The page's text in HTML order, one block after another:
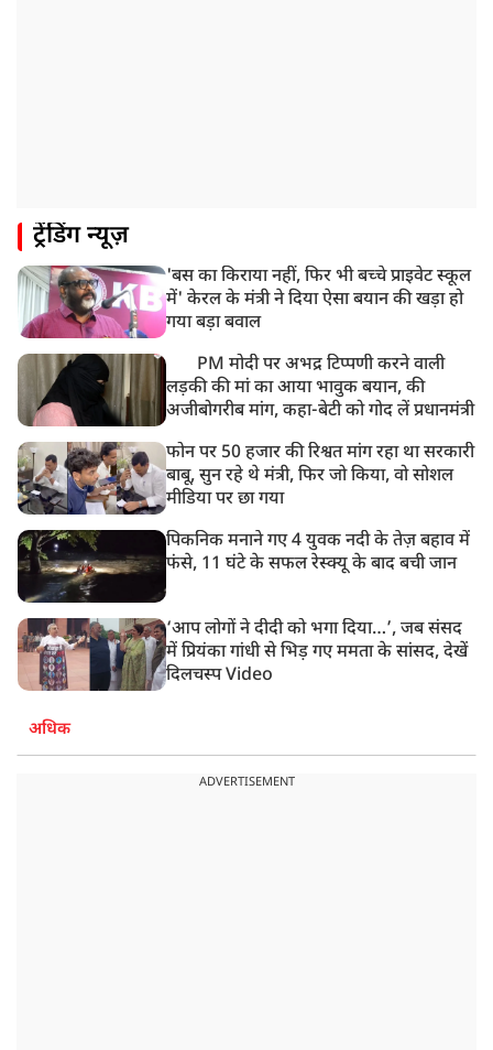
ट्रेंडिंग न्यूज़
'बस का किराया नहीं, फिर भी बच्चे प्राइवेट स्कूल
में' केरल के मंत्री ने दिया ऐसा बयान की खड़ा हो
गया बड़ा बवाल
PM मोदी पर अभद्र टिप्पणी करने वाली
लड़की की मां का आया भावुक बयान, की
अजीबोगरीब मांग, कहा-बेटी को गोद लें प्रधानमंत्री
फोन पर 50 हजार की रिश्वत मांग रहा था सरकारी
बाबू, सुन रहे थे मंत्री, फिर जो किया, वो सोशल
मीडिया पर छा गया
पिकनिक मनाने गए 4 युवक नदी के तेज़ बहाव में
फंसे, 11 घंटे के सफल रेस्क्यू के बाद बची जान
‘आप लोगों ने दीदी को भगा दिया…’, जब संसद
में प्रियंका गांधी से भिड़ गए ममता के सांसद, देखें
दिलचस्प Video
अधिक
ADVERTISEMENT